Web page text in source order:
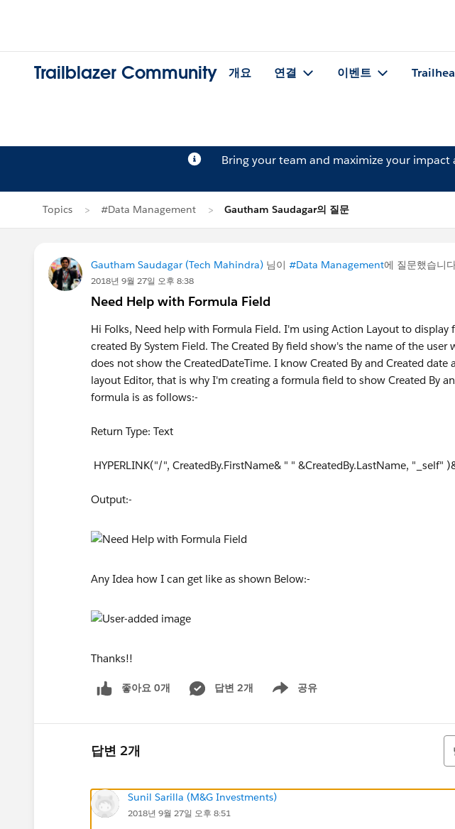
Trailblazer Community 개요 연결 이벤트
Bring your team and maximize your impact
Topics #Data Management Gautham Saudagar의 질문
Gautham Saudagar (Tech Mahindra) 님이 #Data Management에 질문했습니
2018년 9월 27일 오후 8:38
Need Help with Formula Field
Hi Folks, Need help with Formula Field. I'm using Action Layout to display
created By System Field. The Created By field show's the name of the
does not show the CreatedDateTime. I know Created By and Created
layout Editor, that is why I'm creating a formula field to show Created By
formula is as follows:-
Return Type: Text
HYPERLINK("/", CreatedBy.FirstName& " " &CreatedBy.LastName, "_self"
Output:-
Any Idea how I can get like as shown Below:-
Thanks!!
좋아요 0개 답변 2개 공유
Show menu
답변 2개
정
Sunil Sarilla (M&G Investments)
2018년 9월 27일 오후 8:51